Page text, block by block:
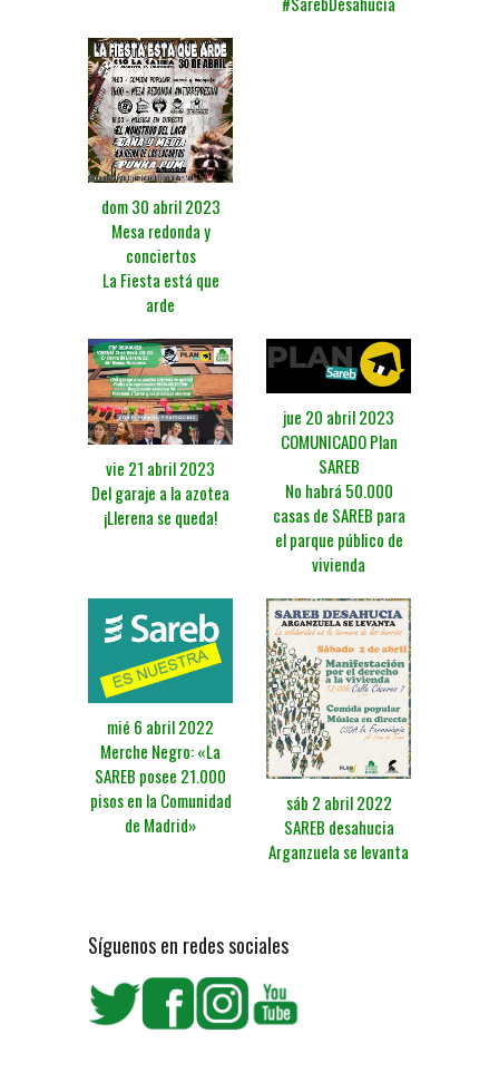
dom 30 abril 2023
Mesa redonda y
conciertos
La Fiesta está que
arde
vie 21 abril 2023
Del garaje a la azotea
¡Llerena se queda!
jue 20 abril 2023
COMUNICADO Plan
SAREB
No habrá 50.000
casas de SAREB para
el parque público de
vivienda
mié 6 abril 2022
Merche Negro: «La
SAREB posee 21.000
pisos en la Comunidad
de Madrid»
sáb 2 abril 2022
SAREB desahucia
Arganzuela se levanta
Síguenos en redes sociales